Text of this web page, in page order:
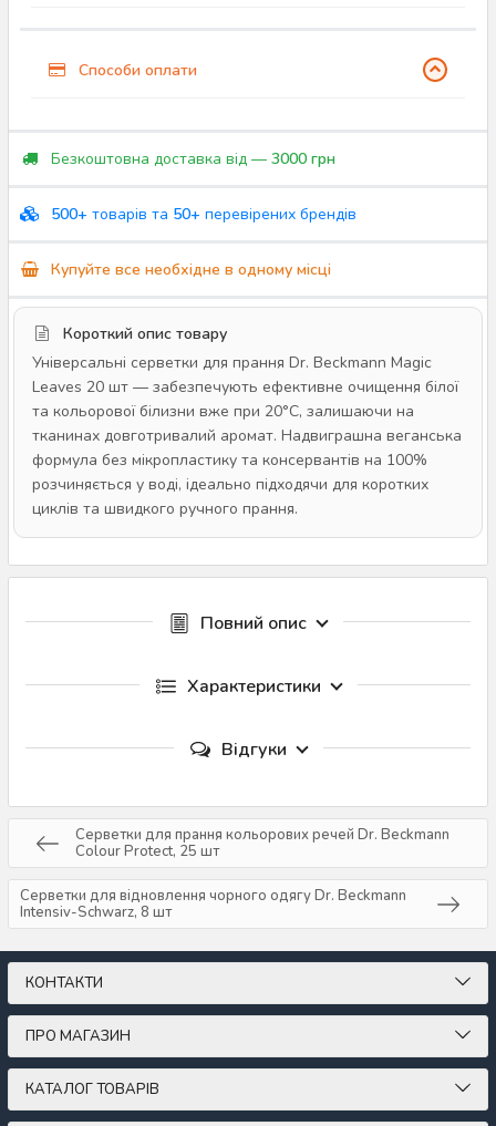
Способи оплати
Безкоштовна доставка від — 3000 грн
500+ товарів та 50+ перевірених брендів
Купуйте все необхідне в одному місці
Короткий опис товару
Універсальні серветки для прання Dr. Beckmann Magic
Leaves 20 шт — забезпечують ефективне очищення білої
та кольорової білизни вже при 20°C, залишаючи на
тканинах довготривалий аромат. Надвиграшна веганська
формула без мікропластику та консервантів на 100%
розчиняється у воді, ідеально підходячи для коротких
циклів та швидкого ручного прання.
Повний опис
Характеристики
Відгуки
Серветки для прання кольорових речей Dr. Beckmann
Colour Protect, 25 шт
Серветки для відновлення чорного одягу Dr. Beckmann
Intensiv-Schwarz, 8 шт
КОНТАКТИ
ПРО МАГАЗИН
КАТАЛОГ ТОВАРІВ